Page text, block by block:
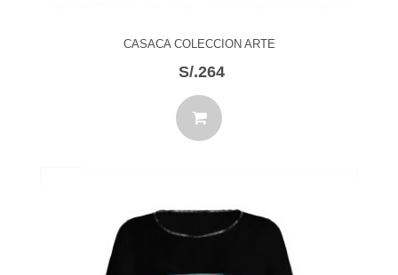
CASACA COLECCION ARTE
S/.264